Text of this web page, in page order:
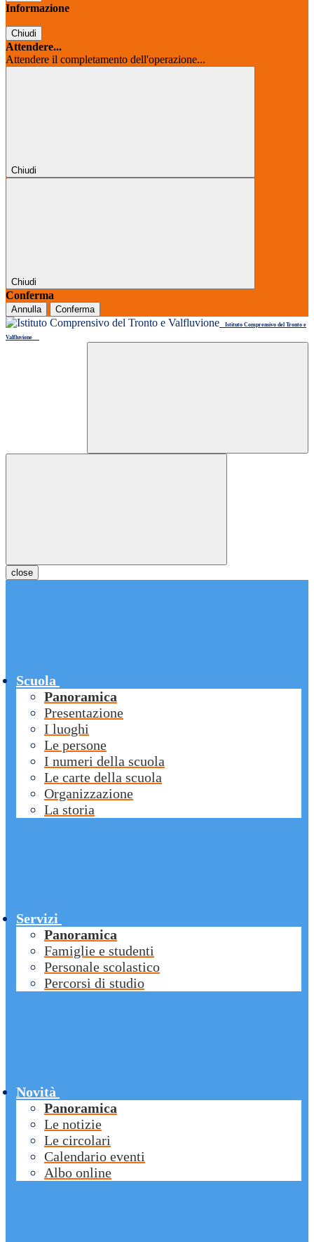
Informazione
Chiudi
Attendere...
Attendere il completamento dell'operazione...
Chiudi
Chiudi
Conferma
Annulla Conferma
Istituto Comprensivo del Tronto e
Valfluvione
close
Scuola
Panoramica
Presentazione
I luoghi
Le persone
I numeri della scuola
Le carte della scuola
Organizzazione
La storia
Servizi
Panoramica
Famiglie e studenti
Personale scolastico
Percorsi di studio
Novità
Panoramica
Le notizie
Le circolari
Calendario eventi
Albo online